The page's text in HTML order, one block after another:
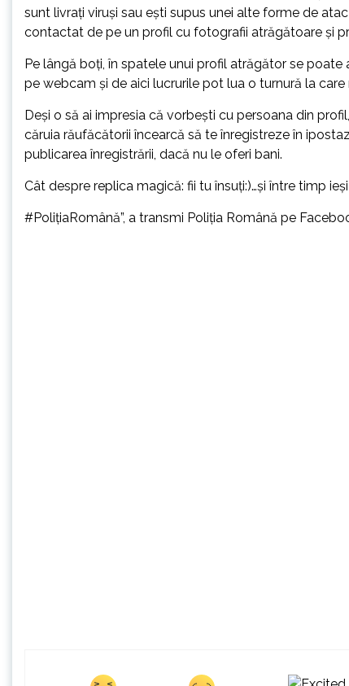
sunt livrați viruși sau ești supus unei alte forme de
contactat de pe un profil cu fotografii atrăgătoare și
Pe lângă boți, în spatele unui profil atrăgător se
pe webcam și de aici lucrurile pot lua o turnură la care
Deși o să ai impresia că vorbești cu persoana din
căruia răufăcătorii încearcă să te înregistreze în
publicarea înregistrării, dacă nu le oferi bani.
Cât despre replica magică: fii tu însuți:)…și între timp
#PolițiaRomână”, a transmi Poliţia Română pe